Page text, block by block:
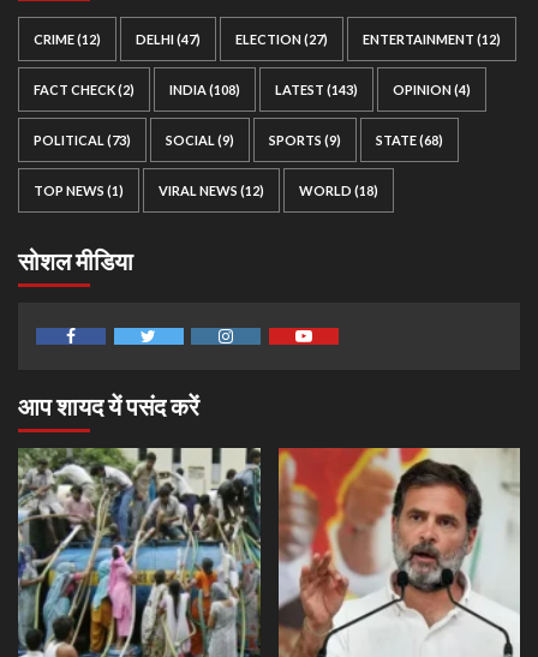
CRIME(12) DELHI(47) ELECTION(27) ENTERTAINMENT (12)
FACT CHECK(2) INDIA(108) LATEST (143) OPINION(4)
POLITICAL (73) SOCIAL (9) SPORTS (9) STATE(68)
TOP NEWS (1) VIRAL NEWS (12) WORLD (18)
सोशल मीडिया
आप शायद यें पसंद करें